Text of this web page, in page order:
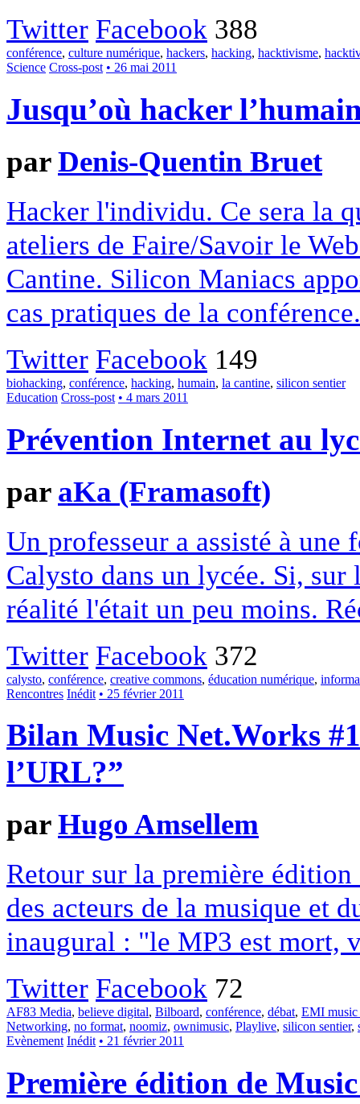
Twitter Facebook 388
conférence, culture numérique, hackers, hacking, hacktivisme,
Science Cross-post • 26 mai 2011
Jusqu’où hacker
parDenis-Quentin Bruet
Hacker l'individu. Ce sera la
ateliers de Faire/Savoir le
Cantine. Silicon Maniacs
cas pratiques de la conférence.
Twitter Facebook 149
biohacking, conférence, hacking, humain, la cantine, silicon sentier
Education Cross-post • 4 mars 2011
Prévention Internet au
par aKa (Framasoft)
Un professeur a assisté à une
Calysto dans un lycée. Si,
réalité l'était un peu moins.
Twitter Facebook 372
calysto, conférence, creative commons, éducation numérique,
Rencontres Inédit • 25 février 2011
Bilan Music Net.Works
l’URL?”
parHugo Amsellem
Retour sur la première
des acteurs de la musique et
inaugural : "le MP3 est mort,
Twitter Facebook 72
AF83 Media, believe digital, Bilboard, conférence, débat, EMI music
Networking, no format, noomiz, ownimusic, Playlive, silicon sentier,
Evènement Inédit • 21 février 2011
Première édition de